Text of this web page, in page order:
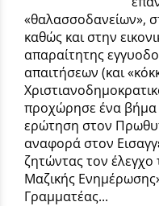
«θαλασσοδανείων»,
καθώς και στην
απαραίτητης
απαιτήσεων (και
προχώρησε ένα
ερώτηση στον
αναφορά στον
ζητώντας τον
Μαζικής
Γραμματέας...